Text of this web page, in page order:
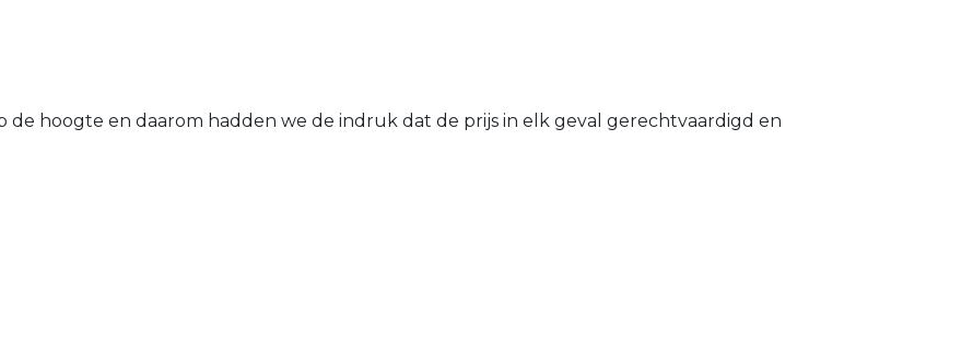
de hoogte en daarom hadden we de indruk dat de prijs in elk geval gerechtvaardigd en